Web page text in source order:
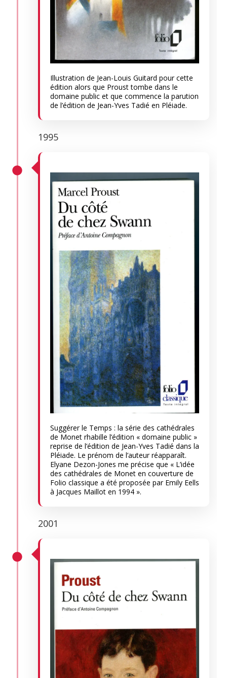
Illustration de Jean-Louis Guitard pour cette
édition alors que Proust tombe dans le
domaine public et que commence la parution
de l’édition de Jean-Yves Tadié en Pléiade.
1995
Suggérer le Temps : la série des cathédrales
de Monet rhabille l’édition « domaine public »
reprise de l’édition de Jean-Yves Tadié dans la
Pléiade. Le prénom de l’auteur réapparaît.
Elyane Dezon-Jones me précise que « L’idée
des cathédrales de Monet en couverture de
Folio classique a été proposée par Emily Eells
à Jacques Maillot en 1994 ».
2001